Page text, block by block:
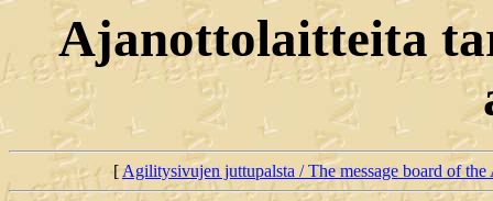
Ajanottolaitteita
[Agilitysivujen juttupalsta / The message board of